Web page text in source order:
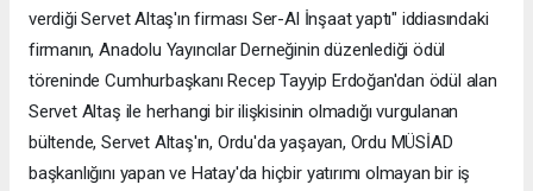
verdiği Servet Altaş'ın firması Ser-Al İnşaat yaptı" iddiasındaki
firmanın, Anadolu Yayıncılar Derneğinin düzenlediği ödül
töreninde Cumhurbaşkanı Recep Tayyip Erdoğan'dan ödül alan
Servet Altaş ile herhangi bir ilişkisinin olmadığı vurgulanan
bültende, Servet Altaş'ın, Ordu'da yaşayan, Ordu MÜSİAD
başkanlığını yapan ve Hatay'da hiçbir yatırımı olmayan bir iş